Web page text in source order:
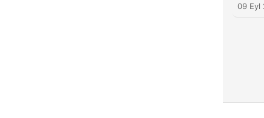
09 Eyl